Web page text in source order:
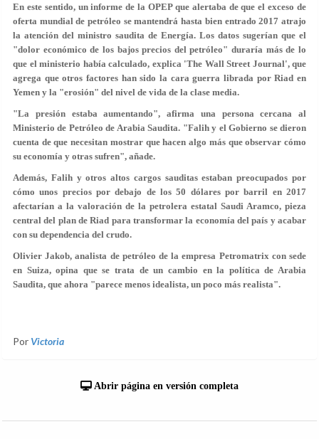
En este sentido, un informe de la OPEP que alertaba de que el exceso de
oferta mundial de petróleo se mantendrá hasta bien entrado 2017 atrajo
la atención del ministro saudita de Energía. Los datos sugerían que el
"dolor económico de los bajos precios del petróleo" duraría más de lo
que el ministerio había calculado, explica 'The Wall Street Journal', que
agrega que otros factores han sido la cara guerra librada por Riad en
Yemen y la "erosión" del nivel de vida de la clase media.
"La presión estaba aumentando", afirma una persona cercana al
Ministerio de Petróleo de Arabia Saudita. "Falih y el Gobierno se dieron
cuenta de que necesitan mostrar que hacen algo más que observar cómo
su economía y otras sufren", añade.
Además, Falih y otros altos cargos sauditas estaban preocupados por
cómo unos precios por debajo de los 50 dólares por barril en 2017
afectarían a la valoración de la petrolera estatal Saudi Aramco, pieza
central del plan de Riad para transformar la economía del país y acabar
con su dependencia del crudo.
Olivier Jakob, analista de petróleo de la empresa Petromatrix con sede
en Suiza, opina que se trata de un cambio en la política de Arabia
Saudita, que ahora "parece menos idealista, un poco más realista".
Por Victoria
Abrir página en versión completa